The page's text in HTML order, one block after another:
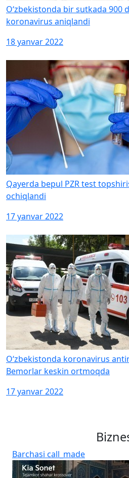
O‘zbekistonda bir sutkada 900
koronavirus aniqlandi
18 yanvar 2022
Qayerda bepul PZR test
ochiqlandi
17 yanvar 2022
O‘zbekistonda koronavirus
Bemorlar keskin ortmoqda
17 yanvar 2022
Barchasi call_made